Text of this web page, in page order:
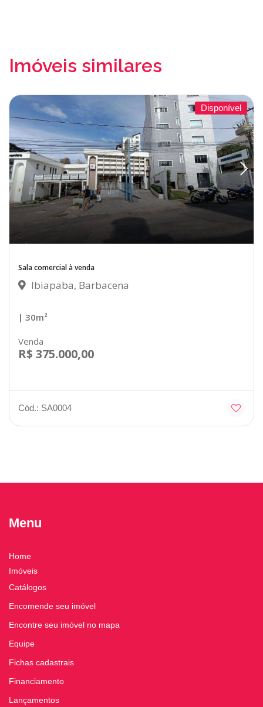
Imóveis similares
Disponível
Sala comercial à venda
Ibiapaba, Barbacena
| 30m²
Venda
R$ 375.000,00
Cód.: SA0004
Menu
Home
Imóveis
Catálogos
Encomende seu imóvel
Encontre seu imóvel no mapa
Equipe
Fichas cadastrais
Financiamento
Lançamentos